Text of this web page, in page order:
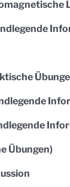
Übungen)